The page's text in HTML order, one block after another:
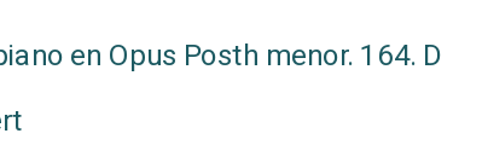
en Opus Posth menor. 164. D